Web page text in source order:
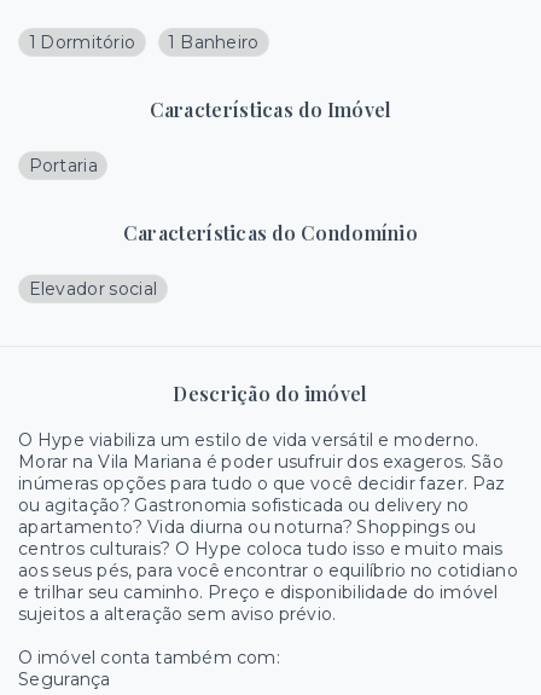
1 Dormitório 1 Banheiro
Características do Imóvel
Portaria
Características do Condomínio
Elevador social
Descrição do imóvel
O Hype viabiliza um estilo de vida versátil e moderno.
Morar na Vila Mariana é poder usufruir dos exageros. São
inúmeras opções para tudo o que você decidir fazer. Paz
ou agitação? Gastronomia sofisticada ou delivery no
apartamento? Vida diurna ou noturna? Shoppings ou
centros culturais? O Hype coloca tudo isso e muito mais
aos seus pés, para você encontrar o equilíbrio no cotidiano
e trilhar seu caminho. Preço e disponibilidade do imóvel
sujeitos a alteração sem aviso prévio.
O imóvel conta também com:
Segurança